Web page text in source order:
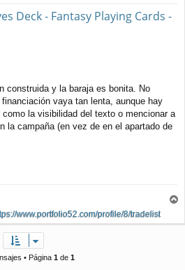
Deck - Fantasy Playing Cards -
construida y la baraja es bonita. No
vaya tan lenta, aunque hay
la visibilidad del texto o mencionar a
la campaña (en vez de en el apartado de
www.portfolio52.com/profile/8/tradelist
r
• Página 1 de 1